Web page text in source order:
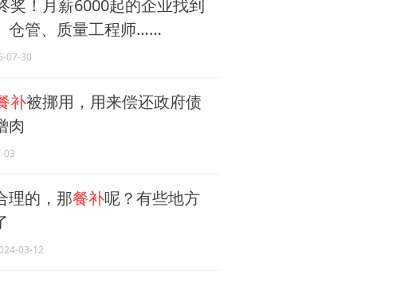
奖！月薪6000起的企业找到
仓管、质量工程师……
07-30
补被挪用，用来偿还政府债
肉
03
理的，那餐补呢？有些地方
03-12